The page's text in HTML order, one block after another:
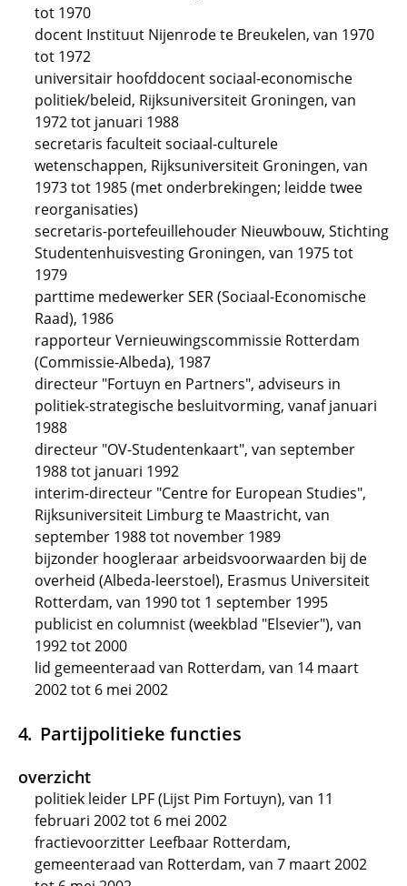
tot 1970
docent Instituut Nijenrode te Breukelen, van 1970
tot 1972
universitair hoofddocent sociaal-economische
politiek/beleid, Rijksuniversiteit Groningen, van
1972 tot januari 1988
secretaris faculteit sociaal-culturele
wetenschappen, Rijksuniversiteit Groningen, van
1973 tot 1985 (met onderbrekingen; leidde twee
reorganisaties)
secretaris-portefeuillehouder Nieuwbouw, Stichting
Studentenhuisvesting Groningen, van 1975 tot
1979
parttime medewerker SER (Sociaal-Economische
Raad), 1986
rapporteur Vernieuwingscommissie Rotterdam
(Commissie-Albeda), 1987
directeur "Fortuyn en Partners", adviseurs in
politiek-strategische besluitvorming, vanaf januari
1988
directeur "OV-Studentenkaart", van september
1988 tot januari 1992
interim-directeur "Centre for European Studies",
Rijksuniversiteit Limburg te Maastricht, van
september 1988 tot november 1989
bijzonder hoogleraar arbeidsvoorwaarden bij de
overheid (Albeda-leerstoel), Erasmus Universiteit
Rotterdam, van 1990 tot 1 september 1995
publicist en columnist (weekblad "Elsevier"), van
1992 tot 2000
lid gemeenteraad van Rotterdam, van 14 maart
2002 tot 6 mei 2002
Partijpolitieke functies
overzicht
politiek leider LPF (Lijst Pim Fortuyn), van 11
februari 2002 tot 6 mei 2002
fractievoorzitter Leefbaar Rotterdam,
gemeenteraad van Rotterdam, van 7 maart 2002